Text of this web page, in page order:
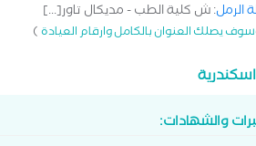
الرمل: ش كلية الطب - مديكال تاور[...]
يصلك العنوان بالكامل وارقام العيادة)
والشهادات: